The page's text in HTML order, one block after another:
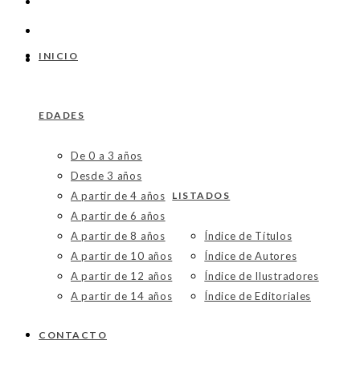
INICIO
EDADES
De 0 a 3 años
Desde 3 años
A partir de 4 años
A partir de 6 años
A partir de 8 años
A partir de 10 años
A partir de 12 años
A partir de 14 años
LISTADOS
Índice de Títulos
Índice de Autores
Índice de Ilustradores
Índice de Editoriales
CONTACTO